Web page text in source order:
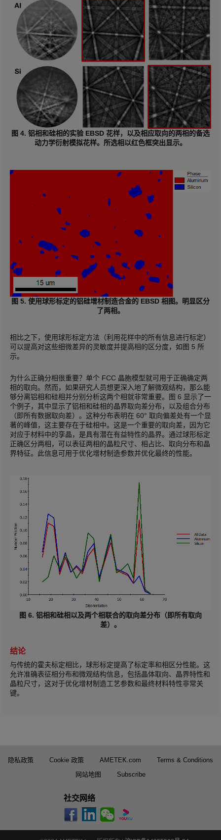
图 4. 铝相和硅相的实验 EBSD 花样，以及相应取向的两相的备选
动力学衍射模拟花样。所选相以红色框突出显示。
图 5. 使用球形标定的铝硅增材制造合金的 EBSD 相图。明显区分
了两相。
相比之下，使用球形标定方法（利用花样中的所有信息进行标定）
可以提高对这些细微差异的灵敏度并提高相的区分度，如图 5 所
示。
为什么正确分相很重要？单个 FCC 晶胞模型就可用于正确确定两
相的取向。然而，如果研究人员想更深入地了解微观结构，那么能
够分离铝相和硅相并分别分析这两个相就非常重要。图 6 显示了一
个例子，其中显示了铝相和硅相的晶界取向差分布，以及组合分布
（即所有数据取向差）。这种分布表明在 60° 取向偏差处有一个显
著的峰值，这主要存在于硅相中。这是一个重要的取向差，因为它
对应于材料中的孪晶，是具有潜在有益特性的晶界。通过球形标定
正确区分两相，可以表征两相的晶粒尺寸、相占比、取向分布和晶
界特征。此信息可用于优化增材制造参数并优化最终的性能。
图 6. 铝相和硅相以及两个相联合的取向差分布（即所有取向
差）。
结论
与传统的霍夫标定相比，球形标定提高了标定率和相区分性能。这
允许准确表征相分布和微观结构信息，包括晶体取向、晶界特性和
晶粒尺寸，这对于优化增材制造工艺参数和最终材料特性非常关
键。
隐私政策 Cookie 政策 AMETEK.com
Terms & Conditions
网站地图
Subscribe
社交网络